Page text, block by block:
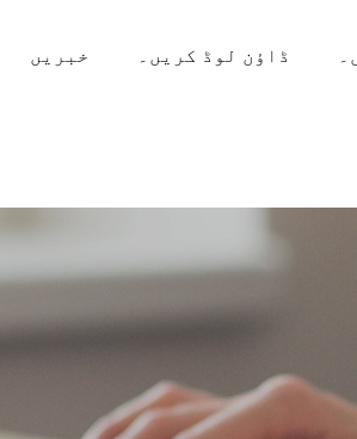
خبریں ڈاؤن لوڈ کریں۔